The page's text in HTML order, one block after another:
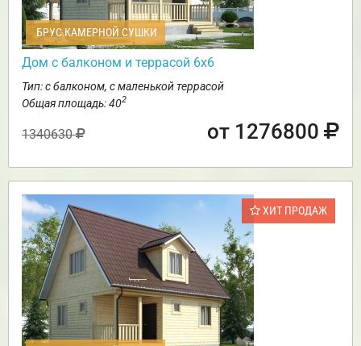
БРУС КАМЕРНОЙ СУШКИ
Дом с балконом и террасой 6х6
Тип: с балконом, с маленькой террасой
Общая площадь: 402
1340630 от 1276800
ХИТ ПРОДАЖ